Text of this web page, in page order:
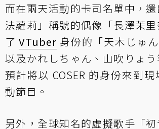
而在兩天活動的卡司名單中，
法蘿莉」稱號的偶像「長澤茉
了VTuber 身份的「天木じゅ
以及かれしちゃん、山吹りょう
預計將以 COSER 的身份來到
動節目。
另外，全球知名的虛擬歌手「